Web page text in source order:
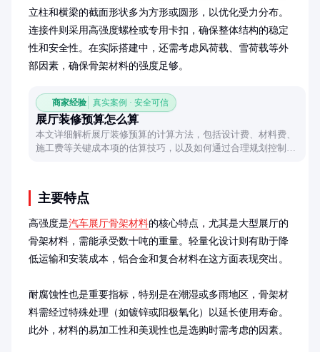
立柱和横梁的截面形状多为方形或圆形，以优化受力分布。
连接件则采用高强度螺栓或专用卡扣，确保整体结构的稳定
性和安全性。在实际搭建中，还需考虑风荷载、雪荷载等外
部因素，确保骨架材料的强度足够。
商家经验 真实案例 · 安全可信
展厅装修预算怎么算
本文详细解析展厅装修预算的计算方法，包括设计费、材料费、
施工费等关键成本项的估算技巧，以及如何通过合理规划控制预
主要特点
高强度是汽车展厅骨架材料的核心特点，尤其是大型展厅的
骨架材料，需能承受数十吨的重量。轻量化设计则有助于降
低运输和安装成本，铝合金和复合材料在这方面表现突出。
耐腐蚀性也是重要指标，特别是在潮湿或多雨地区，骨架材
料需经过特殊处理（如镀锌或阳极氧化）以延长使用寿命。
此外，材料的易加工性和美观性也是选购时需考虑的因素。